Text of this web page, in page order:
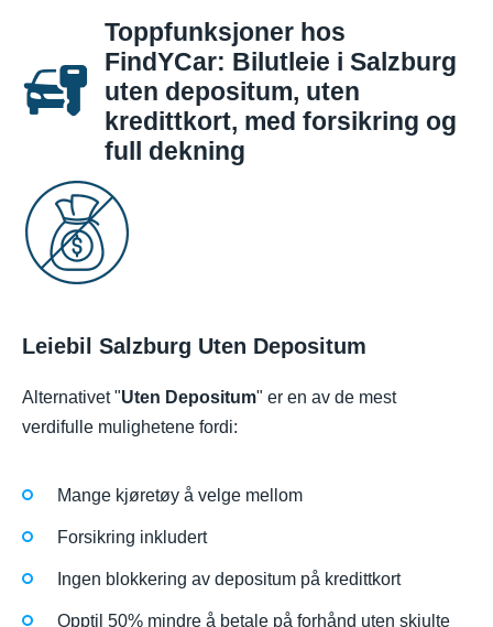
Toppfunksjoner hos
FindYCar: Bilutleie i Salzburg
uten depositum, uten
kredittkort, med forsikring og
full dekning
Leiebil Salzburg Uten Depositum
Alternativet "Uten Depositum" er en av de mest
verdifulle mulighetene fordi:
Mange kjøretøy å velge mellom
Forsikring inkludert
Ingen blokkering av depositum på kredittkort
Opptil 50% mindre å betale på forhånd uten skjulte